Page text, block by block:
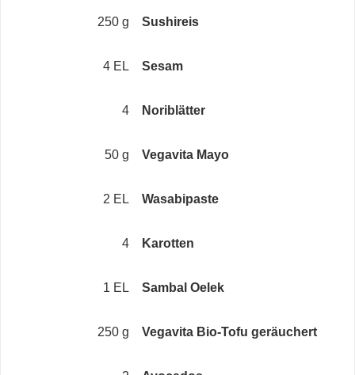
250 g Sushireis
4 EL Sesam
4 Noriblätter
50 g Vegavita Mayo
2 EL Wasabipaste
4 Karotten
1 EL Sambal Oelek
250 g Vegavita Bio-Tofu geräuchert